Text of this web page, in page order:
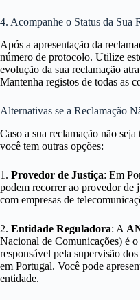
4. Acompanhe o Status da Sua
Após a apresentação da
número de protocolo. Utilize
evolução da sua reclamação
Mantenha registos de todas as
Alternativas se a Reclamação
Caso a sua reclamação não
você tem outras opções:
1. Provedor de Justiça: Em
podem recorrer ao provedor de
com empresas de
2. Entidade Reguladora: A
Nacional de Comunicações) é
responsável pela supervisão
em Portugal. Você pode
entidade.